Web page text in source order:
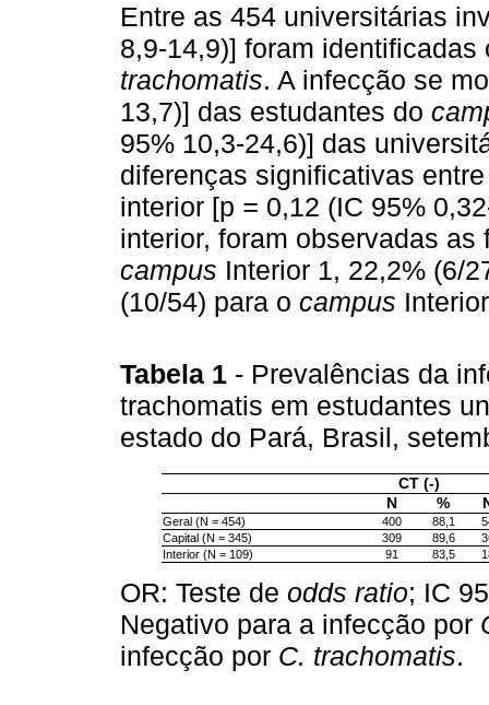
Entre as 454 universitárias
8,9-14,9)] foram
trachomatis. A infecção se
13,7)] das estudantes do
95% 10,3-24,6)] das
diferenças significativas
interior [p = 0,12 (IC 95%
interior, foram observadas
campus Interior 1, 22,2% (6/
(10/54) para o campus
Tabela 1 - Prevalências da
trachomatis em estudantes
estado do Pará, Brasil,
CT (-)
N
%
Geral (N = 454) 400 88,1
Capital (N = 345)
309 89,6
Interior (N = 109)
91 83,5
OR: Teste de odds ratio; IC
Negativo para a infecção por
infecção por C. trachomatis.